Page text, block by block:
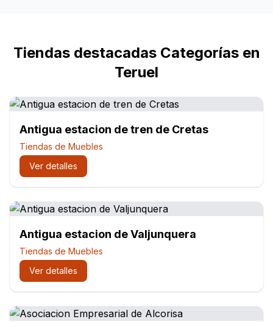
Tiendas destacadas Categorías en
Teruel
Antigua estacion de tren de Cretas
Tiendas de Muebles
Ver detalles
Antigua estacion de Valjunquera
Tiendas de Muebles
Ver detalles